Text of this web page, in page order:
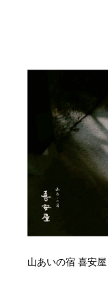
山あいの宿 喜安屋